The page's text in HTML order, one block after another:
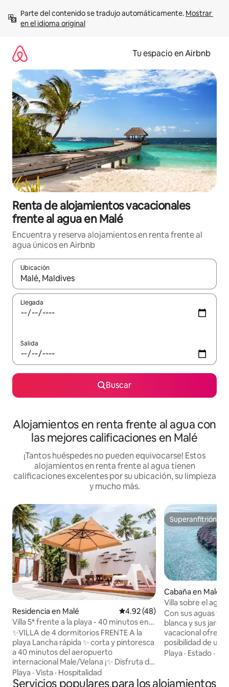
contenido
Parte del contenido se tradujo automáticamente. Mostrar
en el idioma original
Tu espacio en Airbnb
Renta de alojamientos vacacionales
frente al agua en Malé
Encuentra y reserva alojamientos en renta frente al
agua únicos en Airbnb
Ubicación
Cuando los resultados estén disponibles, podrás navegar
Llegada
Salida
Buscar
Alojamientos en renta frente al agua con
las mejores calificaciones en Malé
¡Tantos huéspedes no pueden equivocarse! Estos
alojamientos en renta frente al agua tienen
calificaciones excelentes por su ubicación, su limpieza
y mucho más.
Residencia en Malé Calificación promedio: 4.92 de
4.92 (48)
Villa 5* frente a la playa - 40 minutos en
lancha desde Malé
✨VILLA de 4 dormitorios FRENTE A la
playa Lancha rápida ✨ corta y pintoresca
a 40 minutos del aeropuerto
internacional Male/Velana ¡✨ Disfruta de
las vistas al atardecer desde tu
habitación! ✨ Cerca de tiendas,
Playa · Vista · Hospitalidad
Superanfitrión
Superanfitrión
Cabaña en Malé
Villa sobre el agua
Con sus aguas
blanca y sus
vacacional ofrece
posibilidad de
a las familias un
privada de 5
Playa · Estado ·
Servicios populares para los alojamientos